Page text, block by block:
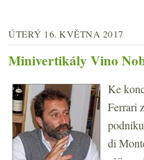
ÚTERÝ 16. KVĚTNA 2017
Minivertikály Vino
Ke
Ferrari
di